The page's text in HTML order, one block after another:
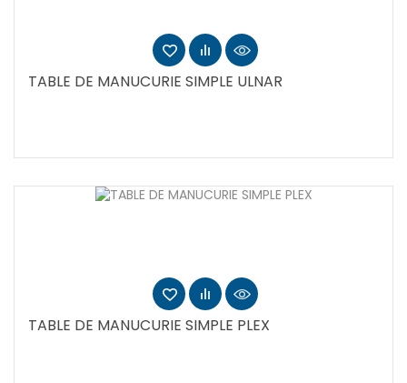
TABLE DE MANUCURIE SIMPLE ULNAR
TABLE DE MANUCURIE SIMPLE PLEX